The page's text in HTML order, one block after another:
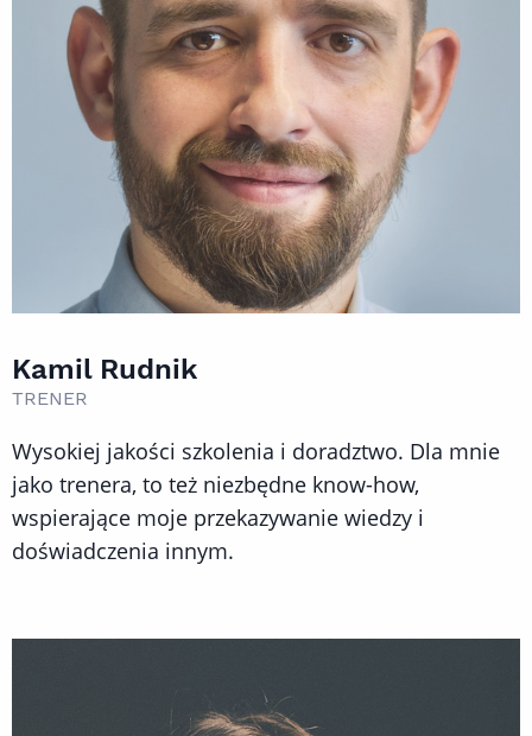
Kamil Rudnik
TRENER
Wysokiej jakości szkolenia i doradztwo. Dla mnie
jako trenera, to też niezbędne know-how,
wspierające moje przekazywanie wiedzy i
doświadczenia innym.